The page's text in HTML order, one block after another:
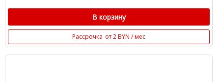
В корзину
Рассрочка от 2 BYN / мес